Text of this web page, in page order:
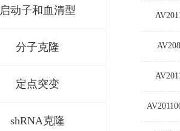
启动子和血清型
分子克隆
定点突变
shRNA克隆